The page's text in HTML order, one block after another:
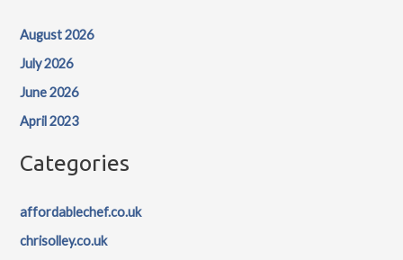
August 2026
July 2026
June 2026
April 2023
Categories
affordablechef.co.uk
chrisolley.co.uk